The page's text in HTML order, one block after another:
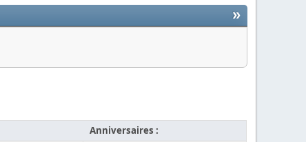
»
Anniversaires :